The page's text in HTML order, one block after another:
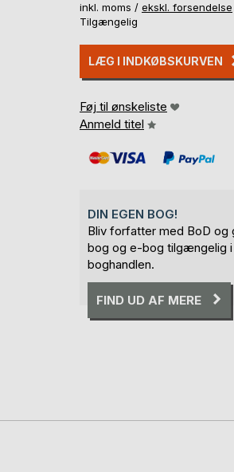
inkl. moms / ekskl. forsendelse
Tilgængelig
LÆG I INDKØBSKURVEN
Føj til ønskeliste
Anmeld titel
DIN EGEN BOG!
Bliv forfatter med BoD og
bog og e-bog tilgængelig i
boghandlen.
FIND UD AF MERE